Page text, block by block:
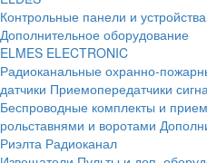
Контрольные панели и устройства
Дополнительное оборудование
ELMES ELECTRONIC
Радиоканальные охранно-
датчики Приемопередатчики
Беспроводные комплекты и
рольставнями и воротами
Риэлта Радиоканал